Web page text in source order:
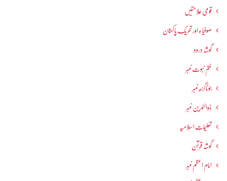
قومی علامتیں
صوفیاء اور تحریک ِپاکستان
گوشہ درود
ختم نبوت نمبر
جوناگڑھ نمبر
ذوالنورین نمبر
تعلیماتِ اسلامیہ
گوشہ قرآن
امام اعظم نمبر